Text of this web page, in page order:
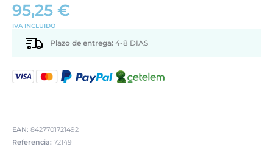
95,25 €
IVA INCLUIDO
Plazo de entrega: 4-8 DIAS
EAN: 8427701721492
Referencia: 72149